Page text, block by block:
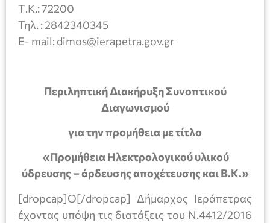
Τ.Κ.: 72200
Τηλ. : 2842340345
E- mail: dimos@ierapetra.gov.gr
Περιληπτική Διακήρυξη Συνοπτικού
Διαγωνισμού
για την προμήθεια με τίτλο
«Προμήθεια Ηλεκτρολογικού υλικού
ύδρευσης – άρδευσης αποχέτευσης και Β.Κ.»
[dropcap]Ο[/dropcap] Δήμαρχος Ιεράπετρας
έχοντας υπόψη τις διατάξεις του Ν.4412/2016